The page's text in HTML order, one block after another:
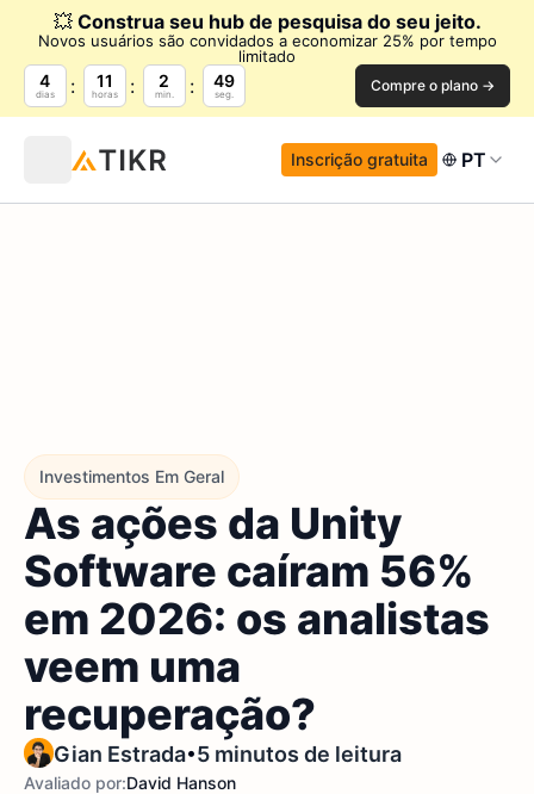
💥 Construa seu hub de pesquisa do seu jeito.
Novos usuários são convidados a economizar 25% por tempo
limitado
4
dias
11
horas
2
min.
48
seg. Compre o plano →
Inscrição gratuita PT
Investimentos Em Geral
As ações da Unity
Software caíram 56%
em 2026: os analistas
veem uma
recuperação?
Gian Estrada•5 minutos de leitura
Avaliado por:David Hanson